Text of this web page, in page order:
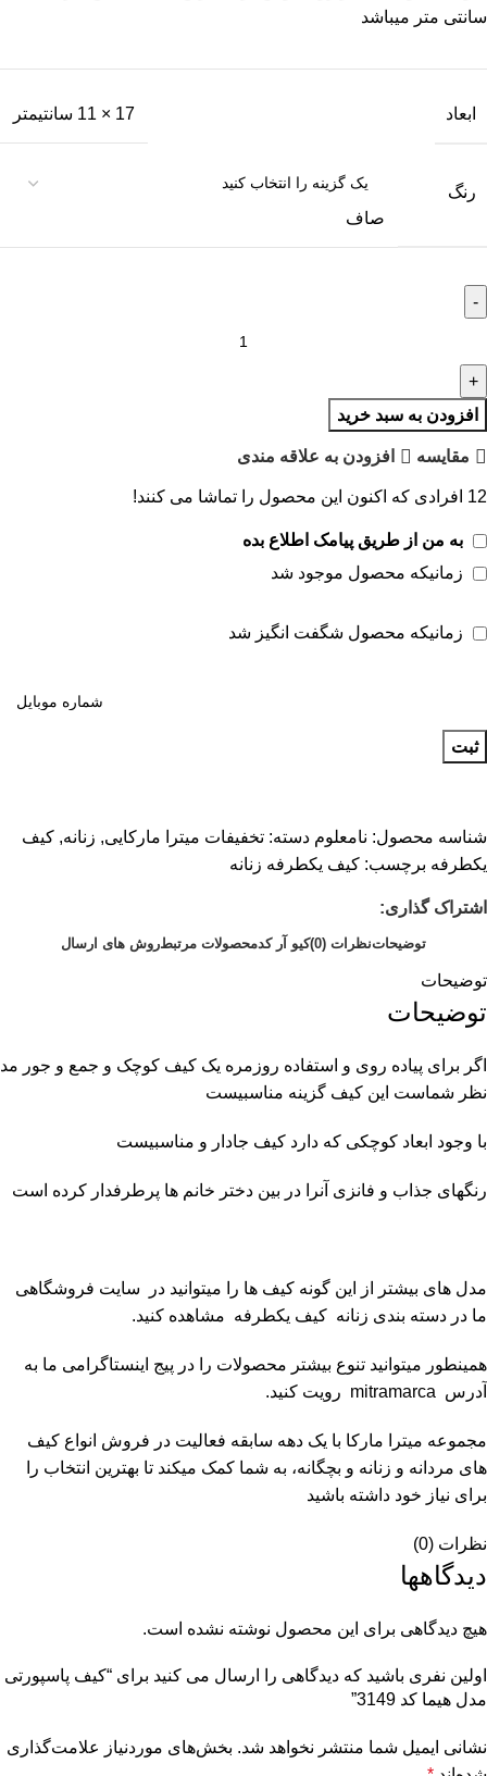
سانتی متر میباشد
ابعاد 17 × 11 سانتیمتر
رنگ
صاف
افزودن به سبد خرید
مقايسه افزودن به علاقه مندی
12 افرادی که اکنون این محصول را تماشا می کنند!
به من از طریق پیامک اطلاع بده
زمانیکه محصول موجود شد
زمانیکه محصول شگفت انگیز شد
ثبت
شناسه محصول: نامعلوم دسته: تخفیفات میترا مارکایی, زنانه, کیف
یکطرفه برچسب: کیف یکطرفه زنانه
اشتراک گذاری:
توضیحاتنظرات (0) کیو آر کدمحصولات مرتبطروش های ارسال
توضیحات
توضیحات
اگر برای پیاده روی و استفاده روزمره یک کیف کوچک و جمع و جور مد
نظر شماست این کیف گزینه مناسبیست
با وجود ابعاد کوچکی که دارد کیف جادار و مناسبیست
رنگهای جذاب و فانزی آنرا در بین دختر خانم ها پرطرفدار کرده است
مدل های بیشتر از این گونه کیف ها را میتوانید در سایت فروشگاهی
ما در دسته بندی زنانه کیف یکطرفه مشاهده کنید.
همینطور میتوانید تنوع بیشتر محصولات را در پیج اینستاگرامی ما به
آدرس mitramarca رویت کنید.
مجموعه میترا مارکا با یک دهه سابقه فعالیت در فروش انواع کیف
های مردانه و زنانه و بچگانه، به شما کمک میکند تا بهترین انتخاب را
برای نیاز خود داشته باشید
نظرات (0)
دیدگاهها
هیچ دیدگاهی برای این محصول نوشته نشده است.
اولین نفری باشید که دیدگاهی را ارسال می کنید برای “کیف پاسپورتی
مدل هیما کد 3149”
نشانی ایمیل شما منتشر نخواهد شد. بخش‌های موردنیاز علامت‌گذاری